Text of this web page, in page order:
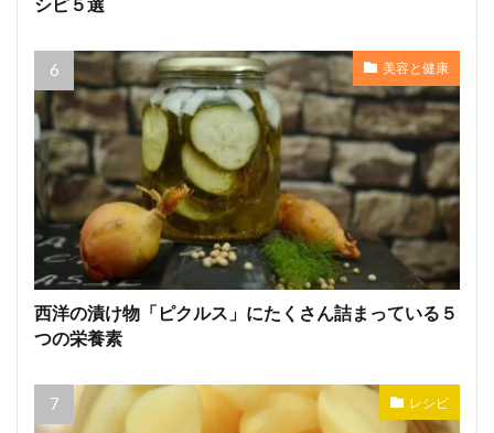
シピ５選
美容と健康
西洋の漬け物「ピクルス」にたくさん詰まっている５
つの栄養素
レシピ